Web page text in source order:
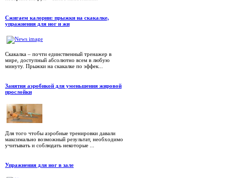
Сжигаем калории: прыжки на скакалке,
упражнения для ног и жи
Скакалка – почти единственный тренажер в
мире, доступный абсолютно всем в любую
минуту. Прыжки на скакалке по эффек...
Занятия аэробикой для уменьшения жировой
прослойки
Для того чтобы аэробные тренировки давали
максимально возможный результат, необходимо
учитывать и соблюдать некоторые ...
Упражнения для ног в зале